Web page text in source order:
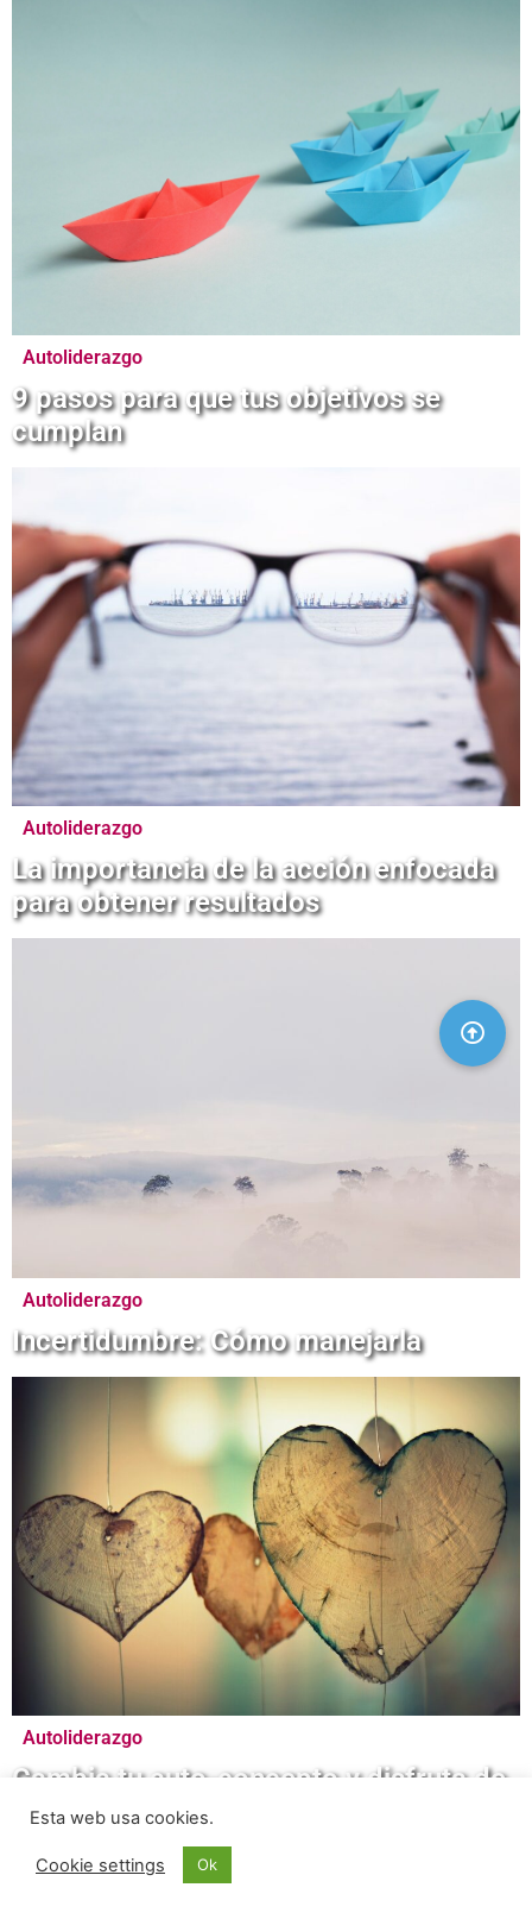
Autoliderazgo
9 pasos para que tus objetivos se
cumplan
Autoliderazgo
La importancia de la acción enfocada
para obtener resultados
Autoliderazgo
Incertidumbre: Cómo manejarla
Autoliderazgo
Cambia tu auto-concepto y disfruta de
lo que quieres
Esta web usa cookies.
Cookie settings Ok